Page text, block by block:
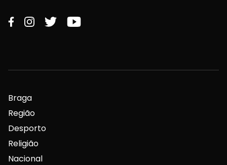
Braga
Região
Desporto
Religião
Nacional